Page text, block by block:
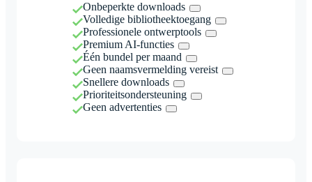
Onbeperkte downloads
Volledige bibliotheektoegang
Professionele ontwerptools
Premium AI-functies
Één bundel per maand
Geen naamsvermelding vereist
Snellere downloads
Prioriteitsondersteuning
Geen advertenties